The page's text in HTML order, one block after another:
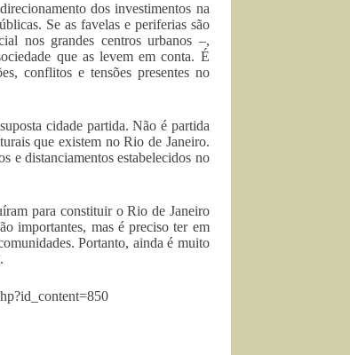
dos investimentos na
Se as favelas e periferias são
nos grandes centros urbanos –,
que as levem em conta. É
conflitos e tensões presentes no
cidade partida. Não é partida
que existem no Rio de Janeiro.
e distanciamentos estabelecidos no
para constituir o Rio de Janeiro
importantes, mas é preciso ter em
Portanto, ainda é muito